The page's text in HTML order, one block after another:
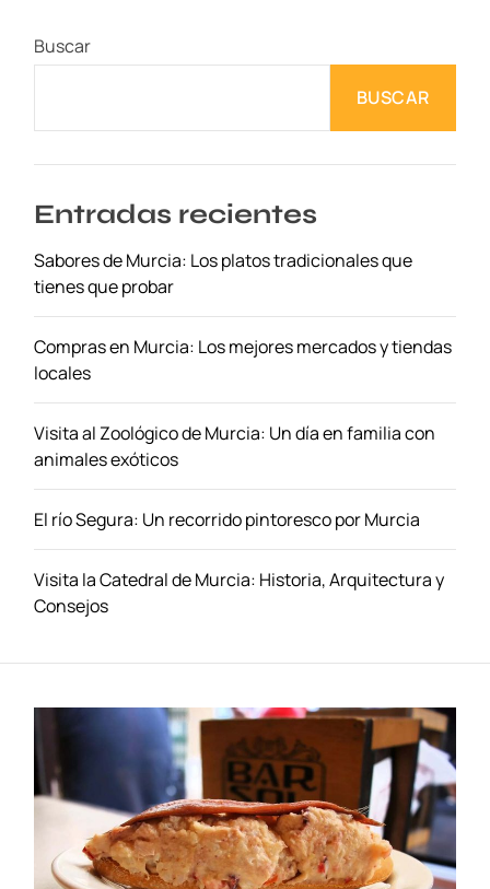
l
a
t
o
n
a
l
e
d
Buscar
BUSCAR
Entradas recientes
Sabores de Murcia: Los platos tradicionales que
tienes que probar
Compras en Murcia: Los mejores mercados y tiendas
locales
Visita al Zoológico de Murcia: Un día en familia con
animales exóticos
El río Segura: Un recorrido pintoresco por Murcia
Visita la Catedral de Murcia: Historia, Arquitectura y
Consejos